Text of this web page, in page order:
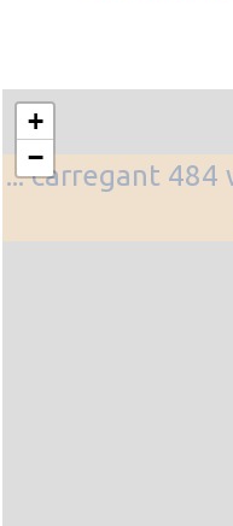
... carregant 484
+
−